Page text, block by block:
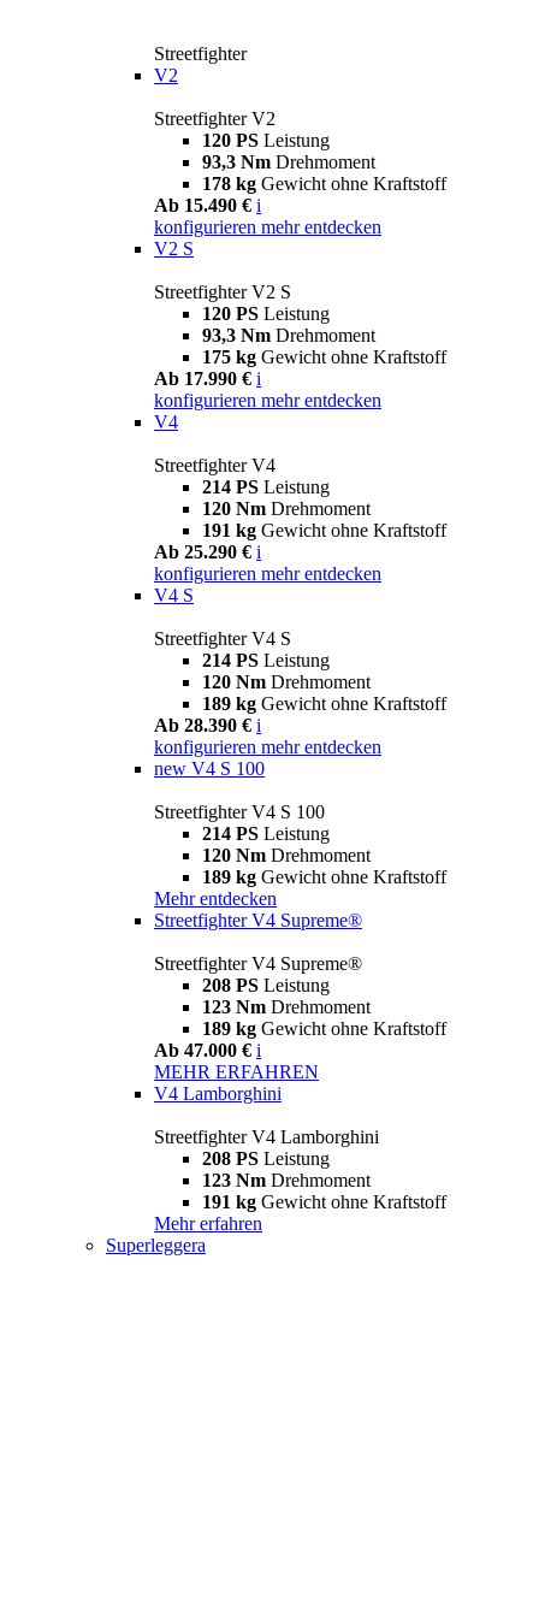
Streetfighter
V2
Streetfighter V2
120 PS Leistung
93,3 Nm Drehmoment
178 kg Gewicht ohne Kraftstoff
Ab 15.490 € i
konfigurieren mehr entdecken
V2 S
Streetfighter V2 S
120 PS Leistung
93,3 Nm Drehmoment
175 kg Gewicht ohne Kraftstoff
Ab 17.990 € i
konfigurieren mehr entdecken
V4
Streetfighter V4
214 PS Leistung
120 Nm Drehmoment
191 kg Gewicht ohne Kraftstoff
Ab 25.290 € i
konfigurieren mehr entdecken
V4 S
Streetfighter V4 S
214 PS Leistung
120 Nm Drehmoment
189 kg Gewicht ohne Kraftstoff
Ab 28.390 € i
konfigurieren mehr entdecken
new V4 S 100
Streetfighter V4 S 100
214 PS Leistung
120 Nm Drehmoment
189 kg Gewicht ohne Kraftstoff
Mehr entdecken
Streetfighter V4 Supreme®
Streetfighter V4 Supreme®
208 PS Leistung
123 Nm Drehmoment
189 kg Gewicht ohne Kraftstoff
Ab 47.000 € i
MEHR ERFAHREN
V4 Lamborghini
Streetfighter V4 Lamborghini
208 PS Leistung
123 Nm Drehmoment
191 kg Gewicht ohne Kraftstoff
Mehr erfahren
Superleggera